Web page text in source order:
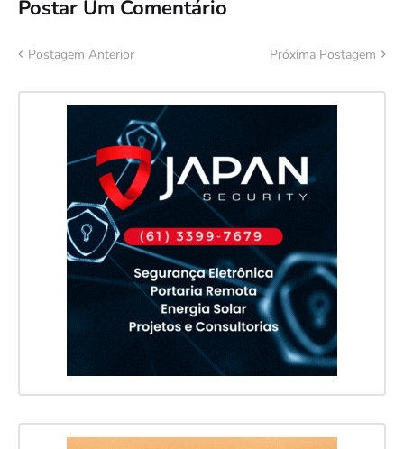
Postar Um Comentário
Postagem Anterior Próxima Postagem